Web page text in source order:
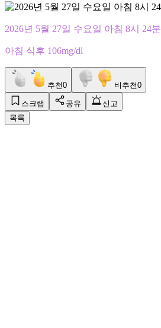
2026년 5월 27일 수요일 아침 8시 24분
아침 식후 106mg/dl
추천0 비추천0
스크랩 공유
신고
목록